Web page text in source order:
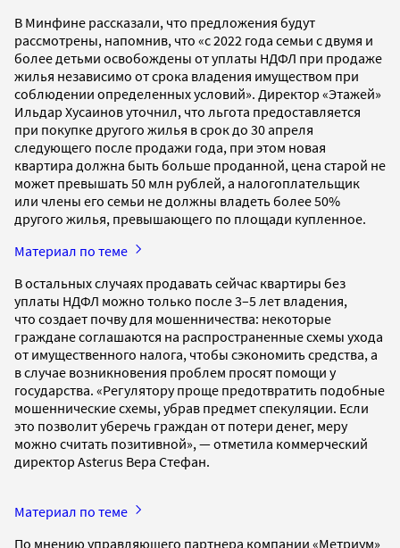
В Минфине рассказали, что предложения будут
рассмотрены, напомнив, что «с 2022 года семьи с двумя и
более детьми освобождены от уплаты НДФЛ при продаже
жилья независимо от срока владения имуществом при
соблюдении определенных условий». Директор «Этажей»
Ильдар Хусаинов уточнил, что льгота предоставляется
при покупке другого жилья в срок до 30 апреля
следующего после продажи года, при этом новая
квартира должна быть больше проданной, цена старой не
может превышать 50 млн рублей, а налогоплательщик
или члены его семьи не должны владеть более 50%
другого жилья, превышающего по площади купленное.
Материал по теме
В остальных случаях продавать сейчас квартиры без
уплаты НДФЛ можно только после 3–5 лет владения,
что создает почву для мошенничества: некоторые
граждане соглашаются на распространенные схемы ухода
от имущественного налога, чтобы сэкономить средства, а
в случае возникновения проблем просят помощи у
государства. «Регулятору проще предотвратить подобные
мошеннические схемы, убрав предмет спекуляции. Если
это позволит уберечь граждан от потери денег, меру
можно считать позитивной», — отметила коммерческий
директор Asterus Вера Стефан.
Материал по теме
По мнению управляющего партнера компании «Метриум»